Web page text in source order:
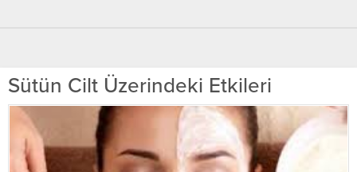
Sütün Cilt Üzerindeki Etkileri